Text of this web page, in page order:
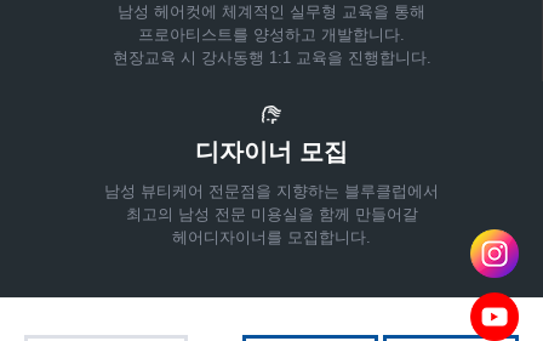
남성 헤어컷에 체계적인 실무형 교육을 통해
프로아티스트를 양성하고 개발합니다.
현장교육 시 강사동행 1:1 교육을 진행합니다.
디자이너 모집
남성 뷰티케어 전문점을 지향하는 블루클럽에서
최고의 남성 전문 미용실을 함께 만들어갈
헤어디자이너를 모집합니다.